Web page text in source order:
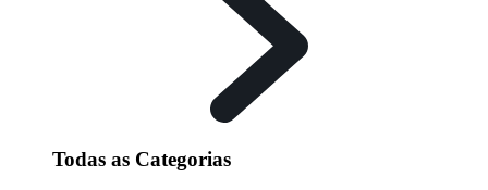
Todas as Categorias